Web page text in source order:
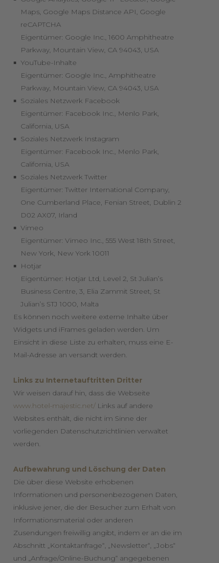
Maps, Google Maps Distance API, Google
reCAPTCHA
Eigentümer: Google Inc., 1600 Amphitheatre
Parkway, Mountain View, CA 94043, USA
YouTube-Inhalte
Eigentümer: Google Inc., Amphitheatre
Parkway, Mountain View, CA 94043, USA
Soziales Netzwerk Facebook
Eigentümer: Facebook Inc., Menlo Park,
California, USA
Soziales Netzwerk Instagram
Eigentümer: Facebook Inc., Menlo Park,
California, USA
Soziales Netzwerk Twitter
Eigentümer: Twitter International Company,
One Cumberland Place, Fenian Street, Dublin 2
D02 AX07, Irland
Vimeo
Eigentümer: Vimeo Inc., 555 West 18th Street,
New York, New York 10011
Hotjar
Eigentümer: Hotjar Ltd, Level 2, St Julian’s
Business Centre, 3, Elia Zammit Street, St
Julian’s STJ 1000, Malta
Es können noch weitere externe Inhalte über
Widgets und iFrames geladen werden. Um
Einsicht in diese Liste zu erhalten, muss eine E-
Mail-Adresse an versandt werden.
Links zu Internetauftritten Dritter
Wir weisen darauf hin, dass die Webseite
www.hotel-majestic.net/Links auf andere
Websites enthält, die nicht im Sinne der
vorliegenden Datenschutzrichtlinien verwaltet
werden.
Aufbewahrung und Löschung der Daten
Die über diese Website erhobenen
Informationen und personenbezogenen Daten,
inklusive jener, die der Besucher zum Erhalt von
Informationsmaterial oder anderen
Zusendungen freiwillig angibt, indem er an die im
Abschnitt „Kontaktanfrage“, „Newsletter“, „Jobs“
und „Anfrage/Online-Buchung“ angegebenen